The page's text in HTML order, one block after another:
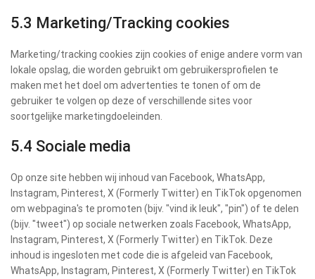
5.3 Marketing/Tracking cookies
Marketing/tracking cookies zijn cookies of enige andere vorm van
lokale opslag, die worden gebruikt om gebruikersprofielen te
maken met het doel om advertenties te tonen of om de
gebruiker te volgen op deze of verschillende sites voor
soortgelijke marketingdoeleinden.
5.4 Sociale media
Op onze site hebben wij inhoud van Facebook, WhatsApp,
Instagram, Pinterest, X (Formerly Twitter) en TikTok opgenomen
om webpagina's te promoten (bijv. "vind ik leuk", "pin") of te delen
(bijv. "tweet") op sociale netwerken zoals Facebook, WhatsApp,
Instagram, Pinterest, X (Formerly Twitter) en TikTok. Deze
inhoud is ingesloten met code die is afgeleid van Facebook,
WhatsApp, Instagram, Pinterest, X (Formerly Twitter) en TikTok